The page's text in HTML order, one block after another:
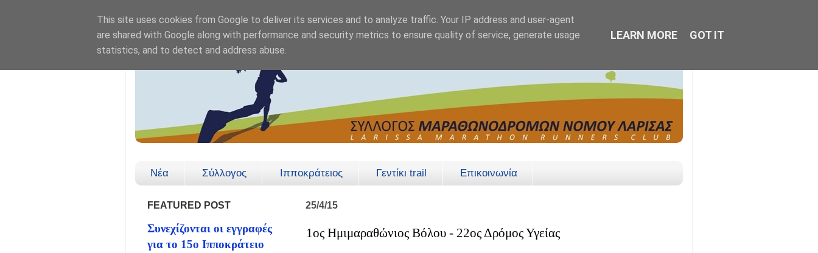
Νέα Σύλλογος Ιπποκράτειος Γεντίκι trail Επικοινωνία
25/4/15
1ος Ημιμαραθώνιος Βόλου - 22ος Δρόμος Υγείας
FEATURED POST
Συνεχίζονται οι εγγραφές
για το 15ο Ιπποκράτειο
This site uses cookies from Google to deliver its services and to analyze traffic. Your IP address and user-agent
are shared with Google along with performance and security metrics to ensure quality of service, generate usage
statistics, and to detect and address abuse.
LEARN MORE GOT IT